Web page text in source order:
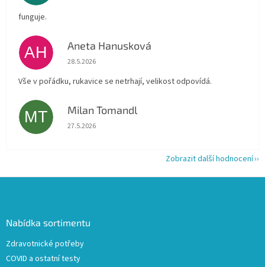
funguje.
AH Aneta Hanusková
Hodnocení obchodu je 5 z 5 hvězdiček.
28.5.2026
Vše v pořádku, rukavice se netrhají, velikost odpovídá.
MT Milan Tomandl
Hodnocení obchodu je 5 z 5 hvězdiček.
27.5.2026
Zobrazit další hodnocení
Nabídka sortimentu
Zdravotnické potřeby
COVID a ostatní testy